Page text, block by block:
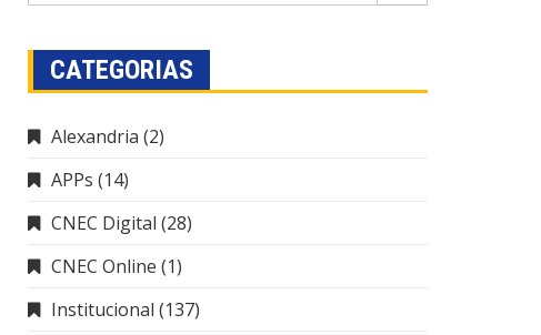
CATEGORIAS
Alexandria (2)
APPs (14)
CNEC Digital (28)
CNEC Online (1)
Institucional (137)